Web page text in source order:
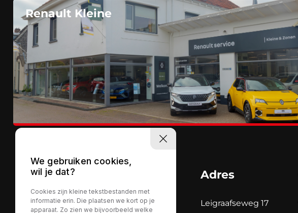
Renault Kleine
Adres
Leigraafseweg 17
We gebruiken cookies,
wil je dat?
Cookies zijn kleine tekstbestanden met
informatie erin. Die plaatsen we kort op je
apparaat. Zo zien we bijvoorbeeld welke